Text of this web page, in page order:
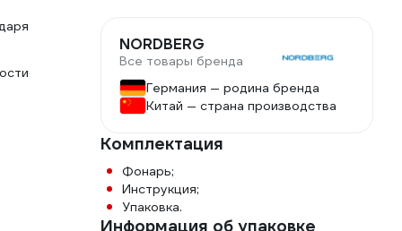
NORDBERG
Все товары бренда
Германия — родина бренда
Китай — страна производства
Комплектация
Фонарь;
Инструкция;
Упаковка.
Информация об упаковке